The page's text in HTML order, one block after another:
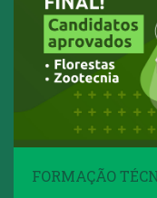
FORMAÇÃO